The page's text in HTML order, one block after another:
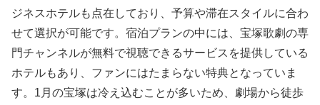
ジネスホテルも点在しており、予算や滞在スタイルに合わ
せて選択が可能です。宿泊プランの中には、宝塚歌劇の専
門チャンネルが無料で視聴できるサービスを提供している
ホテルもあり、ファンにはたまらない特典となっていま
す。1月の宝塚は冷え込むことが多いため、劇場から徒歩